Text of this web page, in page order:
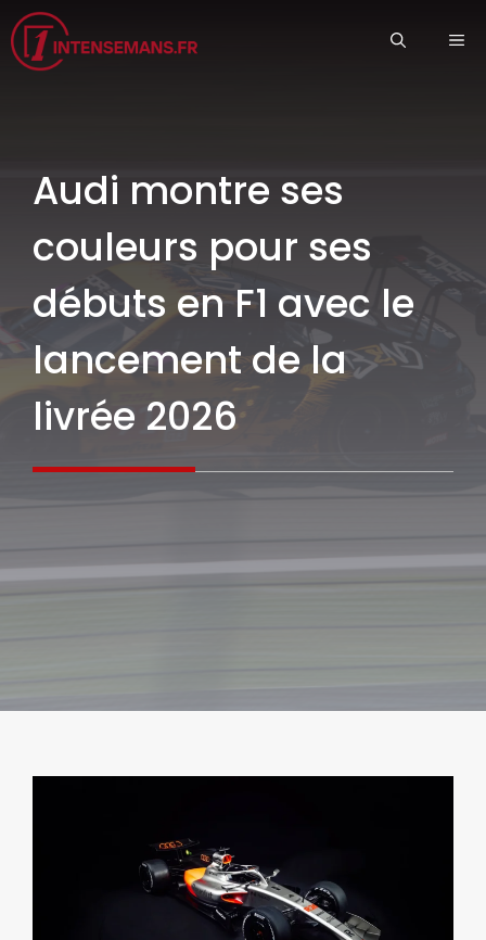
Aller
au
contenu
Audi montre ses
couleurs pour ses
débuts en F1 avec le
lancement de la
livrée 2026